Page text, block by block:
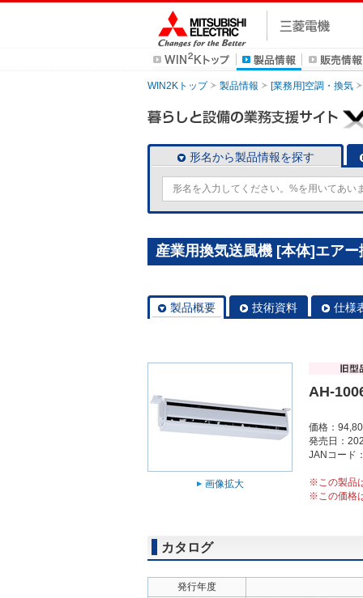
WIN2Kトップ 製品情報 [業務用]空調・換気
形名から製品情報を探す
産業用換気送風機 [本体]エア
製品概要 技術資料 仕様
画像拡大
AH-
価格：
発売日：
JANコード
※この製品
※この価格
カタログ
発行年度